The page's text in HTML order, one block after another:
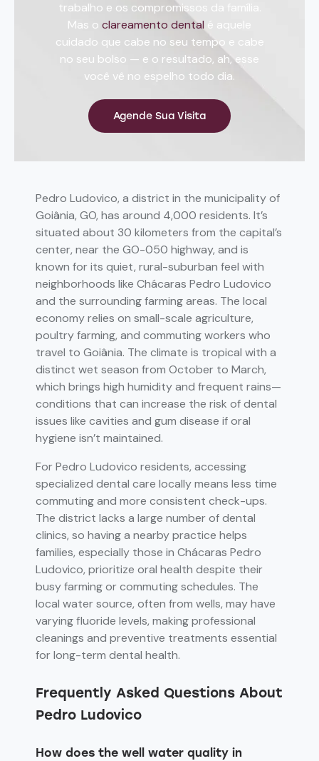
trabalho e os compromissos da família.
Mas o clareamento dental é aquele
cuidado que cabe no seu tempo e cabe
no seu bolso — e o resultado, ah, esse
você vê no espelho todo dia.
Agende Sua Visita
Pedro Ludovico, a district in the municipality of
Goiânia, GO, has around 4,000 residents. It’s
situated about 30 kilometers from the capital’s
center, near the GO-050 highway, and is
known for its quiet, rural-suburban feel with
neighborhoods like Chácaras Pedro Ludovico
and the surrounding farming areas. The local
economy relies on small-scale agriculture,
poultry farming, and commuting workers who
travel to Goiânia. The climate is tropical with a
distinct wet season from October to March,
which brings high humidity and frequent rains—
conditions that can increase the risk of dental
issues like cavities and gum disease if oral
hygiene isn’t maintained.
For Pedro Ludovico residents, accessing
specialized dental care locally means less time
commuting and more consistent check-ups.
The district lacks a large number of dental
clinics, so having a nearby practice helps
families, especially those in Chácaras Pedro
Ludovico, prioritize oral health despite their
busy farming or commuting schedules. The
local water source, often from wells, may have
varying fluoride levels, making professional
cleanings and preventive treatments essential
for long-term dental health.
Frequently Asked Questions About
Pedro Ludovico
How does the well water quality in